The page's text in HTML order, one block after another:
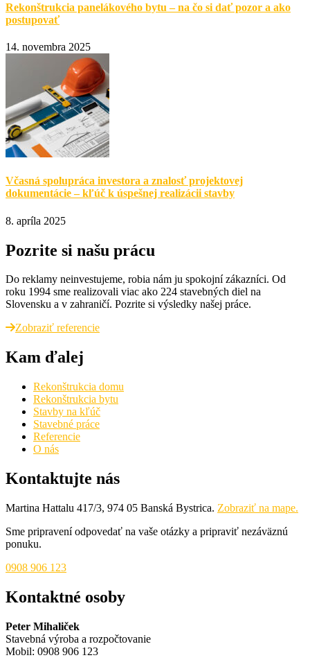
Rekonštrukcia panelákového bytu – na čo si dať pozor a ako
postupovať
14. novembra 2025
Včasná spolupráca investora a znalosť projektovej
dokumentácie – kľúč k úspešnej realizácii stavby
8. apríla 2025
Pozrite si našu prácu
Do reklamy neinvestujeme, robia nám ju spokojní zákazníci. Od
roku 1994 sme realizovali viac ako 224 stavebných diel na
Slovensku a v zahraničí. Pozrite si výsledky našej práce.
Zobraziť referencie
Kam ďalej
Rekonštrukcia domu
Rekonštrukcia bytu
Stavby na kľúč
Stavebné práce
Referencie
O nás
Kontaktujte nás
Martina Hattalu 417/3, 974 05 Banská Bystrica. Zobraziť na mape.
Sme pripravení odpovedať na vaše otázky a pripraviť nezáväznú
ponuku.
0908 906 123
Kontaktné osoby
Peter Mihaliček
Stavebná výroba a rozpočtovanie
Mobil: 0908 906 123